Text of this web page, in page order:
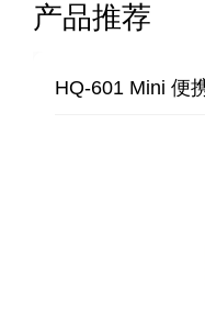
产品推荐
HQ-601 Mini 便